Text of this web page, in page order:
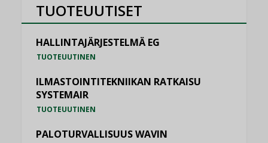
TUOTEUUTISET
HALLINTAJÄRJESTELMÄ EG
TUOTEUUTINEN
ILMASTOINTITEKNIIKAN RATKAISU
SYSTEMAIR
TUOTEUUTINEN
PALOTURVALLISUUS WAVIN